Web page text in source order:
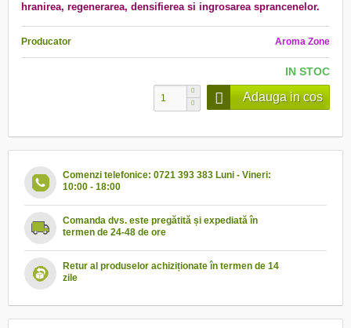
hranirea, regenerarea, densifierea si ingrosarea sprancenelor.
Producator Aroma Zone
IN STOC
Adauga in cos
Comenzi telefonice: 0721 393 383 Luni - Vineri:
10:00 - 18:00
Comanda dvs. este pregătită și expediată în
termen de 24-48 de ore
Retur al produselor achiziționate în termen de 14
zile